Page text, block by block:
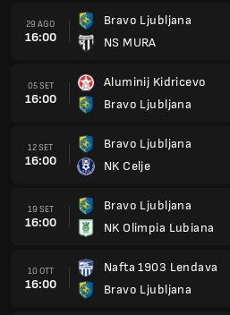
29 AGO
16:00
Bravo Ljubljana
NS MURA
05 SET
16:00
Aluminij Kidricevo
Bravo Ljubljana
12 SET
16:00
Bravo Ljubljana
NK Celje
19 SET
16:00
Bravo Ljubljana
NK Olimpia Lubiana
10 OTT
16:00
Nafta 1903 Lendava
Bravo Ljubljana